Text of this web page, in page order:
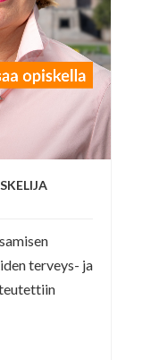
terveys- ja